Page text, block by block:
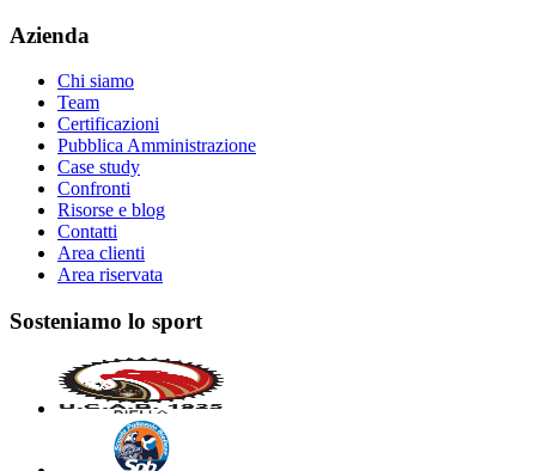
Azienda
Chi siamo
Team
Certificazioni
Pubblica Amministrazione
Case study
Confronti
Risorse e blog
Contatti
Area clienti
Area riservata
Sosteniamo lo sport